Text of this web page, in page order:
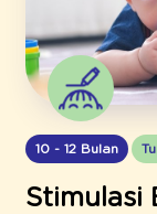
10 - 12 Bulan
Stimulasi